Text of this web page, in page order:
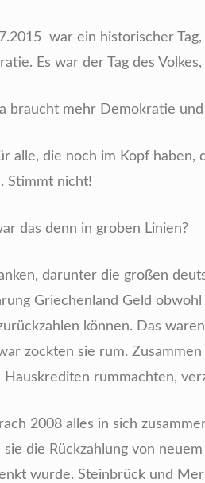
war ein historischer
Es war der Tag des
braucht mehr Demokratie
alle, die noch im Kopf haben,
Stimmt nicht!
das denn in groben Linien?
darunter die großen
Griechenland Geld
können. Das
zockten sie rum.
Hauskrediten rummachten,
2008 alles in sich
sie die Rückzahlung von
wurde. Steinbrück und